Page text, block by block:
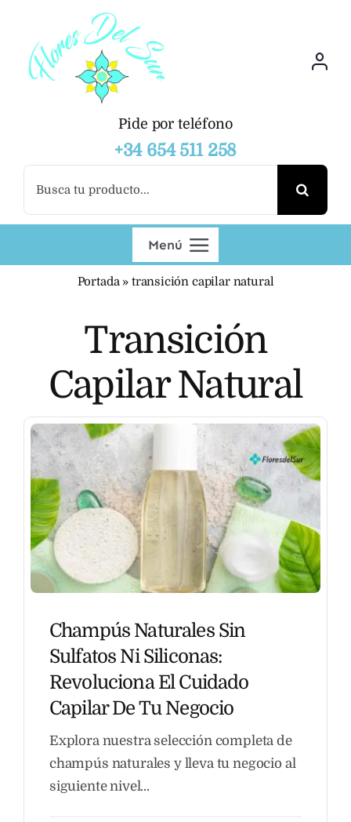
contenido
Pide por teléfono
+34 654 511 258
Menú
Productos
Mayoristas
Nosotros
Contacto
Portada» transición capilar natural
Transición
Capilar Natural
Champús Naturales Sin
Sulfatos Ni Siliconas:
Revoluciona El Cuidado
Capilar De Tu Negocio
Explora nuestra selección completa de
champús naturales y lleva tu negocio al
siguiente nivel...